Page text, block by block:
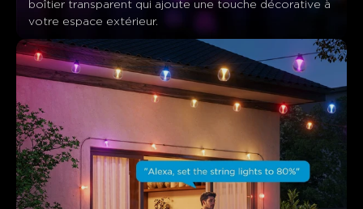
boîtier transparent qui ajoute une touche décorative à
votre espace extérieur.